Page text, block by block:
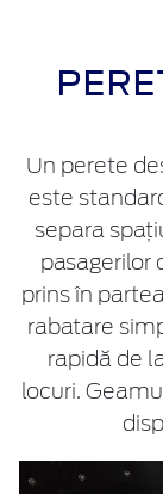
Un perete
este
separa
pasagerilor
prins în
rabatare
rapidă de
locuri.